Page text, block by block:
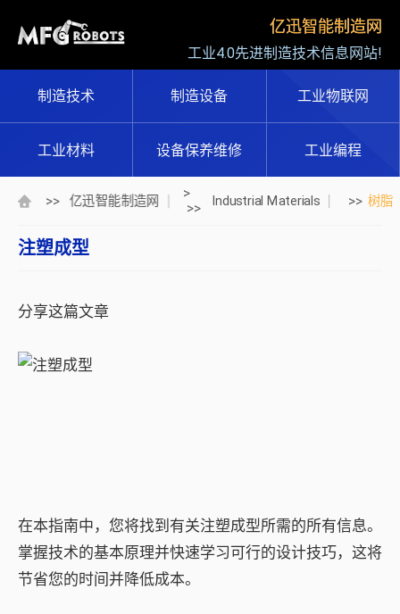
亿迅智能制造网
工业4.0先进制造技术信息网站!
制造技术 制造设备 工业物联网
工业材料 设备保养维修 工业编程
>> 亿迅智能制造网
>
>>
Industrial Materials >> 树脂
注塑成型
分享这篇文章
在本指南中，您将找到有关注塑成型所需的所有信息。
掌握技术的基本原理并快速学习可行的设计技巧，这将
节省您的时间并降低成本。